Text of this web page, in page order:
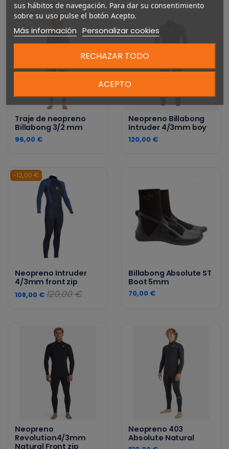
Traje de neopreno
Billabong 3/2 mm
96,00 €
Neopreno Billabong
Intruder 4/3mm boy
120,00 €
-12,00 €
Neopreno Intruder
4/3mm front zip
108,00 €120,00 €
Billabong Absolute ST
Boot 5mm
70,00 €
Neopreno
Revolution4/3mm
Natural Front zip
Neopreno 403
Absolute Natural
sus hábitos de navegación. Para dar su consentimiento
sobre su uso pulse el botón Acepto.
Más información Personalizar cookies
RECHAZAR TODO
ACEPTO